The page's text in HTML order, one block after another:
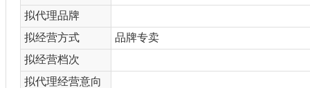
拟代理品牌
拟经营方式
品牌专卖
拟经营档次
拟代理经营意向